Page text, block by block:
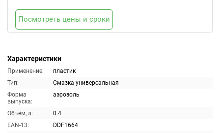
Характеристики
Применение:
пластик
Тип:
Смазка универсальная
Форма
выпуска:
аэрозоль
Объём, л:
0.4
EAN-13:
DDF1664
Посмотреть цены и сроки